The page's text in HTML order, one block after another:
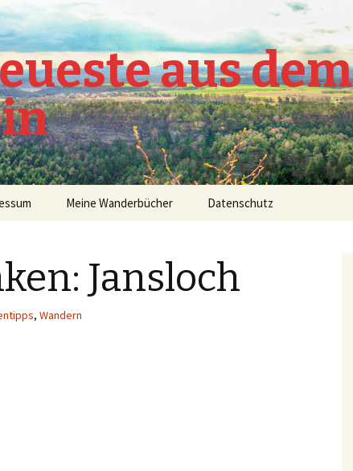
aus dem
Meine Wanderbücher Datenschutz
Jansloch
, Wandern